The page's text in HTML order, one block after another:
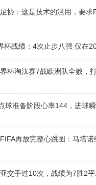
协：这是技术的滥用，要求
杯战绩：4次止步八强 仅在
杯淘汰赛7战欧洲队全败，
球准备阶段心率144，进球
再放完整心跳图：马塔
交手过10次，战绩为7胜2